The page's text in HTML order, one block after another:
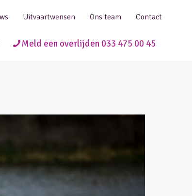
Uitvaartwensen Ons team Contact
Meld een overlijden 033 475 00 45